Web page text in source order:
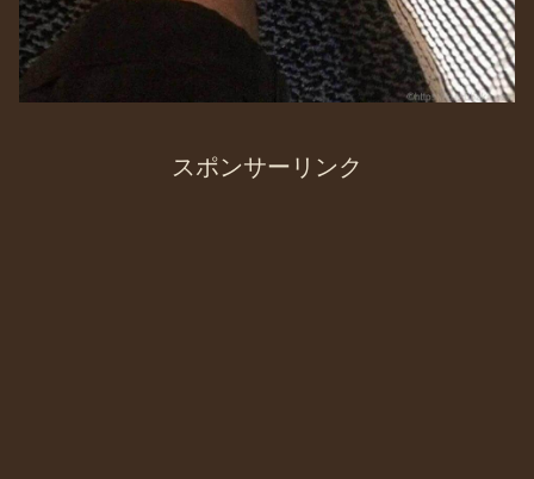
スポンサーリンク